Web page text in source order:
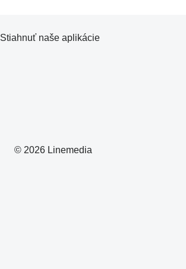
© 2026 Linemedia
Stiahnuť naše aplikácie